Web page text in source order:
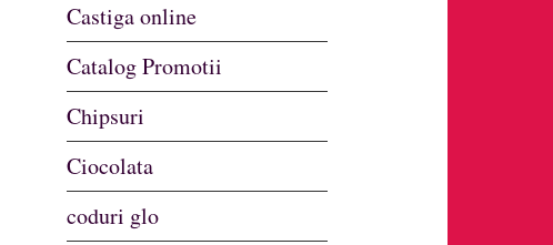
Castiga online
Catalog Promotii
Chipsuri
Ciocolata
coduri glo